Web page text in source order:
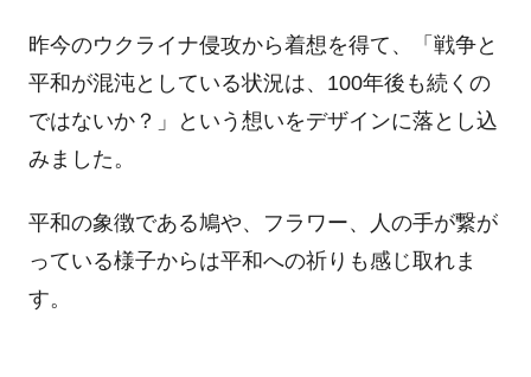
昨今のウクライナ侵攻から着想を得て、「戦争と
平和が混沌としている状況は、100年後も続くの
ではないか？」という想いをデザインに落とし込
みました。
平和の象徴である鳩や、フラワー、人の手が繋が
っている様子からは平和への祈りも感じ取れま
す。